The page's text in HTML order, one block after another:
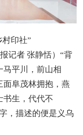
印社”
报记者 张静恬）“背
平川，前山相
面阜茂林拥抱，燕
书生，代代不
，描述的便是义乌